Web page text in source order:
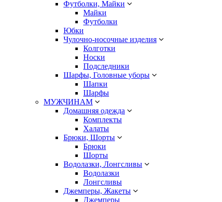
Футболки, Майки
Майки
Футболки
Юбки
Чулочно-носочные изделия
Колготки
Носки
Подследники
Шарфы, Головные уборы
Шапки
Шарфы
МУЖЧИНАМ
Домашняя одежда
Комплекты
Халаты
Брюки, Шорты
Брюки
Шорты
Водолазки, Лонгсливы
Водолазки
Лонгсливы
Джемперы, Жакеты
Джемперы